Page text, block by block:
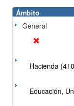
Ámbito
General
Hacienda
Educación,